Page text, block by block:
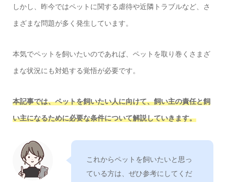
しかし、昨今ではペットに関する虐待や近隣トラブルなど、さ
まざまな問題が多く発生しています。
本気でペットを飼いたいのであれば、ペットを取り巻くさまざ
まな状況にも対処する覚悟が必要です。
本記事では、ペットを飼いたい人に向けて、飼い主の責任と飼
い主になるために必要な条件について解説していきます。
これからペットを飼いたいと思っ
ている方は、ぜひ参考にしてくだ